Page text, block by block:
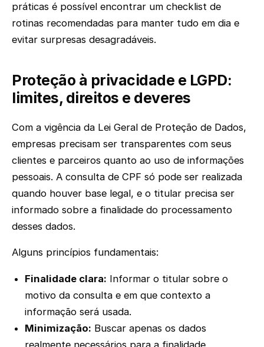
práticas é possível encontrar um checklist de
rotinas recomendadas para manter tudo em dia e
evitar surpresas desagradáveis.
Proteção à privacidade e LGPD:
limites, direitos e deveres
Com a vigência da Lei Geral de Proteção de Dados,
empresas precisam ser transparentes com seus
clientes e parceiros quanto ao uso de informações
pessoais. A consulta de CPF só pode ser realizada
quando houver base legal, e o titular precisa ser
informado sobre a finalidade do processamento
desses dados.
Alguns princípios fundamentais:
Finalidade clara: Informar o titular sobre o
motivo da consulta e em que contexto a
informação será usada.
Minimização: Buscar apenas os dados
realmente necessários para a finalidade